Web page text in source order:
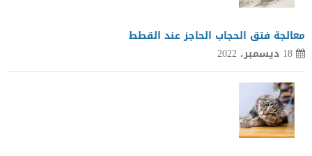
معالجة فتق الحجاب الحاجز عند القطط
18 ديسمبر، 2022